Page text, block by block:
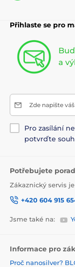
Přihlaste se pro
a
Zde napište
Pro zasílání
potvrďte
Potřebujete
Zákaznický servis
+420 604 915
Jsme také na:
Informace pro
Proč nanosilver?